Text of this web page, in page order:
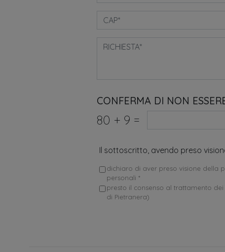
CONFERMA DI NON
80 + 9 =
Il sottoscritto, avendo preso
dichiaro di aver preso visione della
personali *
presto il consenso al trattamento
di Pietranera)